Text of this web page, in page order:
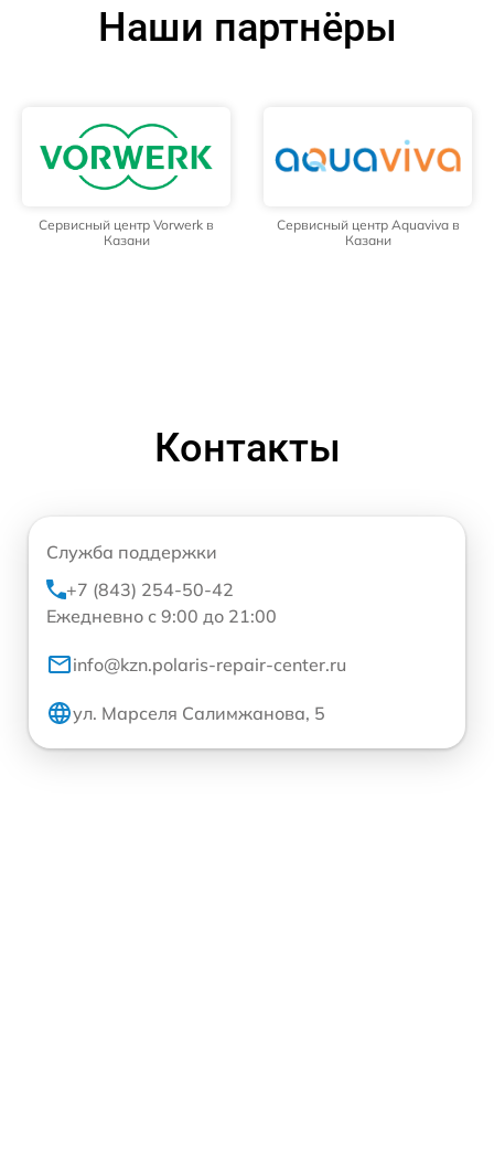
Наши партнёры
Сервисный центр Vorwerk в
Казани
Сервисный центр Aquaviva в
Казани
Контакты
Служба поддержки
+7 (843) 254-50-42
Ежедневно с 9:00 до 21:00
info@kzn.polaris-repair-center.ru
ул. Марселя Салимжанова, 5